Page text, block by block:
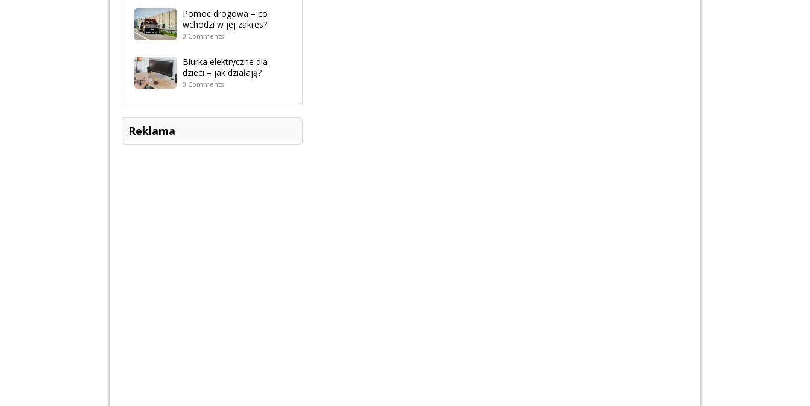
Pomoc drogowa – co
wchodzi w jej zakres?
0 Comments
Biurka elektryczne dla
dzieci – jak działają?
0 Comments
Reklama